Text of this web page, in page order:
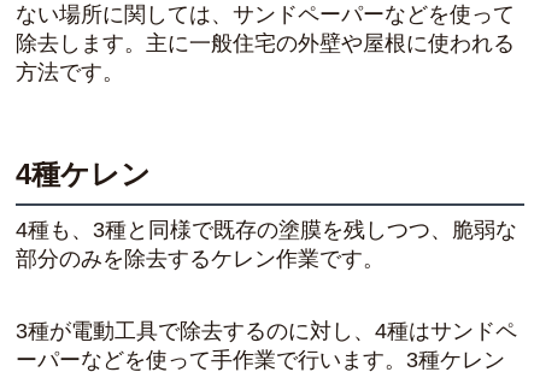
ない場所に関しては、サンドペーパーなどを使って
除去します。主に一般住宅の外壁や屋根に使われる
方法です。
4種ケレン
4種も、3種と同様で既存の塗膜を残しつつ、脆弱な
部分のみを除去するケレン作業です。
3種が電動工具で除去するのに対し、4種はサンドペ
ーパーなどを使って手作業で行います。3種ケレン